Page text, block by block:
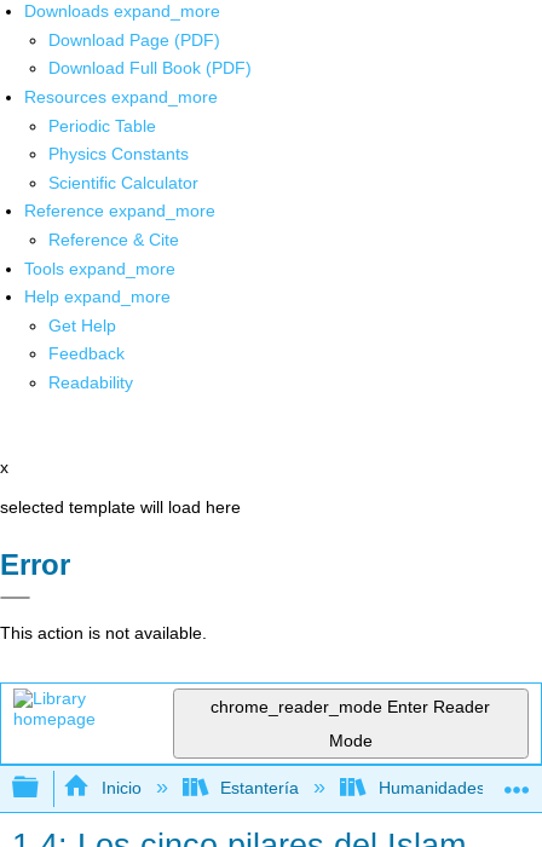
Downloads expand_more
Download Page (PDF)
Download Full Book (PDF)
Resources expand_more
Periodic Table
Physics Constants
Scientific Calculator
Reference expand_more
Reference & Cite
Tools expand_more
Help expand_more
Get Help
Feedback
Readability
x
selected template will load here
Error
This action is not available.
chrome_reader_mode Enter Reader
Mode
Expandir/contraer jerarquía global
Inicio Estantería Humanidades